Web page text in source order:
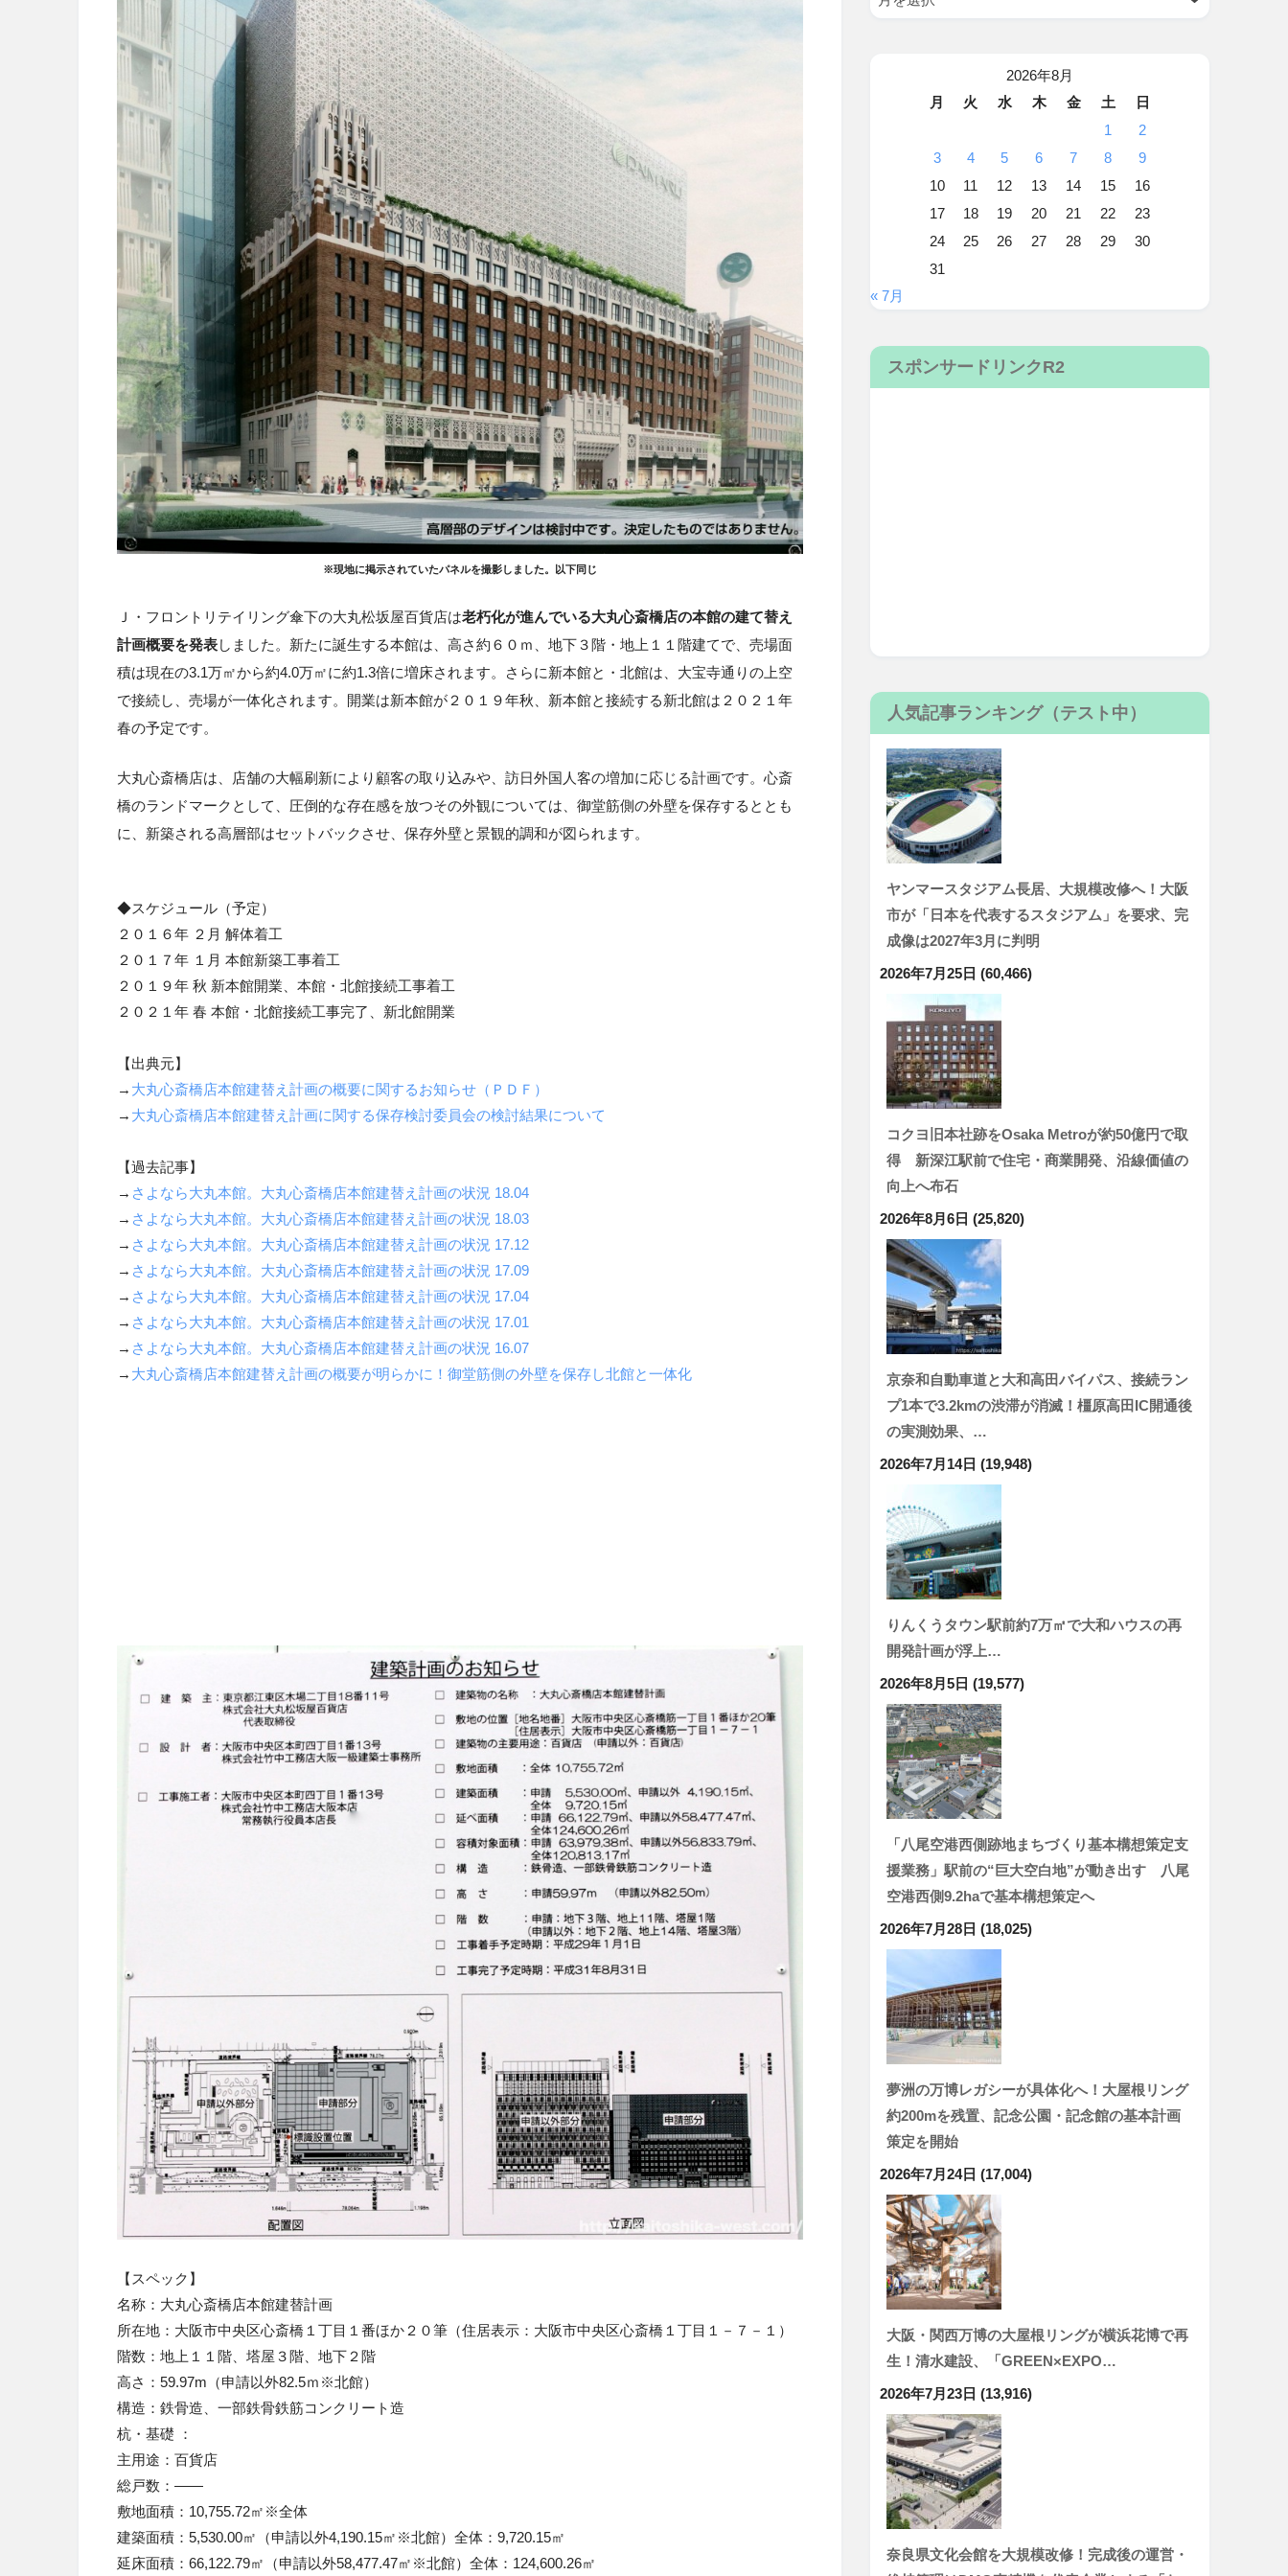
※現地に掲示されていたパネルを撮影しました。以下同じ
Ｊ・フロントリテイリング傘下の大丸松坂屋百貨店は老朽化が進んでいる大丸心斎橋店の本館の建て替え
計画概要を発表しました。新たに誕生する本館は、高さ約６０ｍ、地下３階・地上１１階建てで、売場面
積は現在の3.1万㎡から約4.0万㎡に約1.3倍に増床されます。さらに新本館と・北館は、大宝寺通りの上空
で接続し、売場が一体化されます。開業は新本館が２０１９年秋、新本館と接続する新北館は２０２１年
春の予定です。
大丸心斎橋店は、店舗の大幅刷新により顧客の取り込みや、訪日外国人客の増加に応じる計画です。心斎
橋のランドマークとして、圧倒的な存在感を放つその外観については、御堂筋側の外壁を保存するととも
に、新築される高層部はセットバックさせ、保存外壁と景観的調和が図られます。
◆スケジュール（予定）
２０１６年 ２月 解体着工
２０１７年 １月 本館新築工事着工
２０１９年 秋 新本館開業、本館・北館接続工事着工
２０２１年 春 本館・北館接続工事完了、新北館開業
【出典元】
→ 大丸心斎橋店本館建替え計画の概要に関するお知らせ（ＰＤＦ）
→ 大丸心斎橋店本館建替え計画に関する保存検討委員会の検討結果について
【過去記事】
→ さよなら大丸本館。大丸心斎橋店本館建替え計画の状況 18.04
→ さよなら大丸本館。大丸心斎橋店本館建替え計画の状況 18.03
→ さよなら大丸本館。大丸心斎橋店本館建替え計画の状況 17.12
→ さよなら大丸本館。大丸心斎橋店本館建替え計画の状況 17.09
→ さよなら大丸本館。大丸心斎橋店本館建替え計画の状況 17.04
→ さよなら大丸本館。大丸心斎橋店本館建替え計画の状況 17.01
→ さよなら大丸本館。大丸心斎橋店本館建替え計画の状況 16.07
→ 大丸心斎橋店本館建替え計画の概要が明らかに！御堂筋側の外壁を保存し北館と一体化
【スペック】
名称： 大丸心斎橋店本館建替計画
所在地 ： 大阪市中央区心斎橋１丁目１番ほか２０筆（住居表示：大阪市中央区心斎橋１丁目１－７－１）
階数： 地上１１階、塔屋３階、地下２階
高さ： 59.97m （申請以外82.5ｍ※北館）
構造 ： 鉄骨造、一部鉄骨鉄筋コンクリート造
杭・基礎
：
主用途：百貨店
総戸数： ——
敷地面積： 10,755.72㎡※全体
建築面積： 5,530.00㎡
（申請以外4,190.15㎡※北館）全体：9,720.15㎡
延床面積： 66,122.79㎡ （申請以外58,477.47㎡※北館）全体：124,600.26㎡
2026年8月
月
火 水 木 金 土
日
1
2
3
4 5 6 7 8
9
10
11 12 13 14 15
16
17
18 19 20 21 22
23
24
25 26 27 28 29
30
31
« 7月
スポンサードリンクR2
人気記事ランキング（テスト中）
ヤンマースタジアム長居、大規模改修へ！大阪
市が「日本を代表するスタジアム」を要求、完
成像は2027年3月に判明
2026年7月25日 (60,466)
コクヨ旧本社跡をOsaka Metroが約50億円で取
得 新深江駅前で住宅・商業開発、沿線価値の
向上へ布石
2026年8月6日 (25,820)
京奈和自動車道と大和高田バイパス、接続ラン
プ1本で3.2kmの渋滞が消滅！橿原高田IC開通後
の実測効果、…
2026年7月14日 (19,948)
りんくうタウン駅前約7万㎡で大和ハウスの再
開発計画が浮上…
2026年8月5日 (19,577)
「八尾空港西側跡地まちづくり基本構想策定支
援業務」駅前の“巨大空白地”が動き出す 八尾
空港西側9.2haで基本構想策定へ
2026年7月28日 (18,025)
夢洲の万博レガシーが具体化へ！大屋根リング
約200mを残置、記念公園・記念館の基本計画
策定を開始
2026年7月24日 (17,004)
大阪・関西万博の大屋根リングが横浜花博で再
生！清水建設、「GREEN×EXPO…
2026年7月23日 (13,916)
奈良県文化会館を大規模改修！完成後の運営・